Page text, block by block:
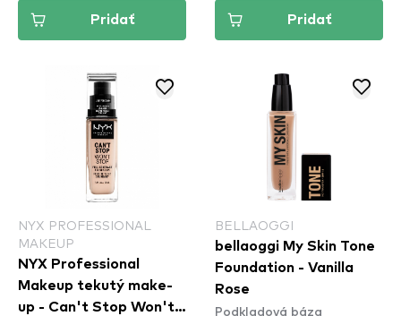
Pridať Pridať
NYX PROFESSIONAL
MAKEUP
NYX Professional
Makeup tekutý make-
up - Can't Stop Won't
BELLAOGGI
bellaoggi My Skin Tone
Foundation - Vanilla
Rose
Podkladová báza